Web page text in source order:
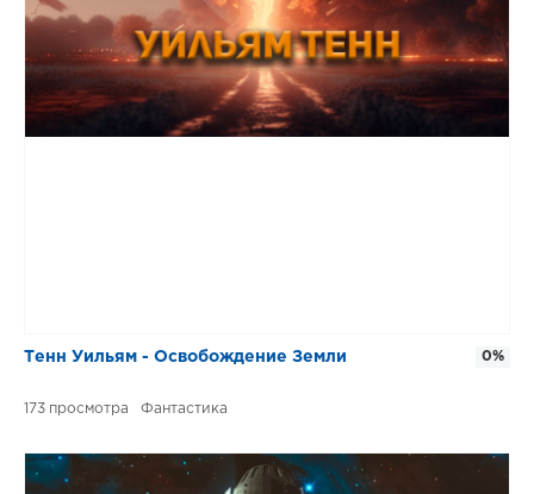
Тенн Уильям - Освобождение Земли
173 Фантастика
0%